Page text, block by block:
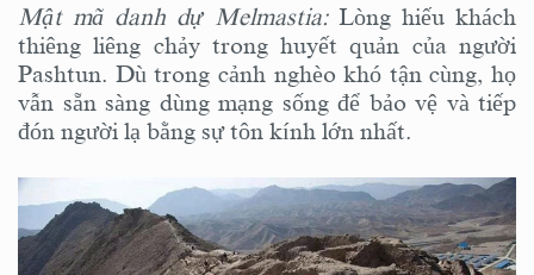
Mật mã danh dự Melmastia:Lòng hiếu khách
thiêng liêng chảy trong huyết quản của người
Pashtun. Dù trong cảnh nghèo khó tận cùng, họ
vẫn sẵn sàng dùng mạng sống để bảo vệ và tiếp
đón người lạ bằng sự tôn kính lớn nhất.